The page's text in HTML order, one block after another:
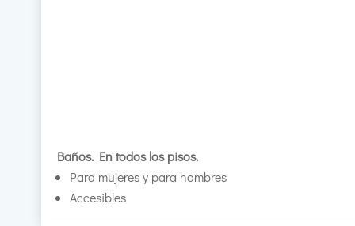
Baños. En todos los pisos.
Para mujeres y para hombres
Accesibles